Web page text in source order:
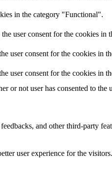
in the category "Functional".
user consent for the cookies in
user consent for the cookies in
user consent for the cookies in
or not user has consented to the
and other third-party
user experience for the visitors.